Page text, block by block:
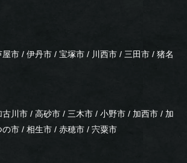
市 / 伊丹市 / 宝塚市 / 川西市 / 三田市 / 猪名
川市 / 高砂市 / 三木市 / 小野市 / 加西市 / 加
市 / 相生市 / 赤穂市 / 宍粟市